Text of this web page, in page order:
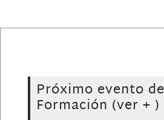
Próximo evento de
Formación (ver + )